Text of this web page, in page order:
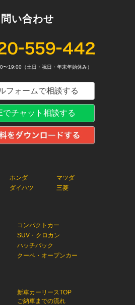
ホンダ
マツダ
ダイハツ 三菱
コンパクトカー
SUV・クロカン
ハッチバック
クーペ・オープンカー
新車カーリースTOP
ご納車までの流れ
い合わせ
19:00（土日・祝日・年末年始休み）
フォームで相談する
でチャット相談する